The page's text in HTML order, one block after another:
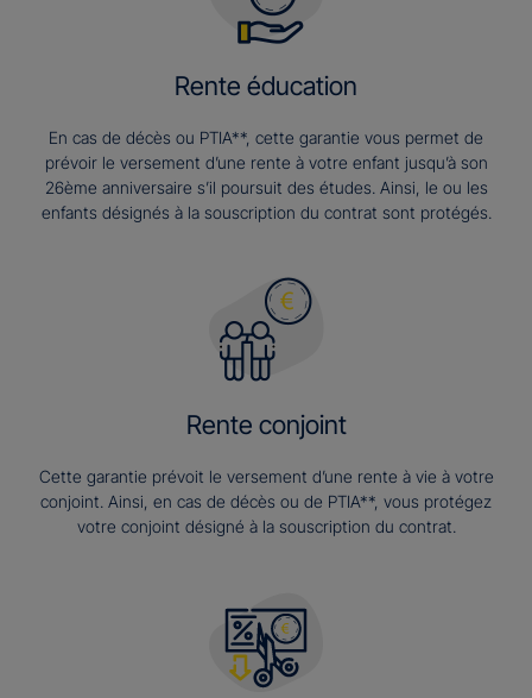
Rente éducation
En cas de décès ou PTIA**, cette garantie vous permet de
prévoir le versement d’une rente à votre enfant jusqu’à son
26ème anniversaire s’il poursuit des études. Ainsi, le ou les
enfants désignés à la souscription du contrat sont protégés.
Rente conjoint
Cette garantie prévoit le versement d’une rente à vie à votre
conjoint. Ainsi, en cas de décès ou de PTIA**, vous protégez
votre conjoint désigné à la souscription du contrat.